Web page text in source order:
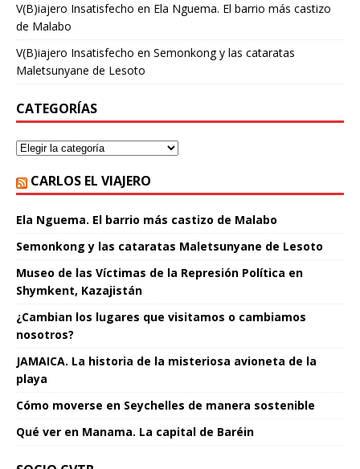
V(B)iajero Insatisfecho en Ela Nguema. El barrio más castizo
de Malabo
V(B)iajero Insatisfecho en Semonkong y las cataratas
Maletsunyane de Lesoto
CATEGORÍAS
CARLOS EL VIAJERO
Ela Nguema. El barrio más castizo de Malabo
Semonkong y las cataratas Maletsunyane de Lesoto
Museo de las Víctimas de la Represión Política en
Shymkent, Kazajistán
¿Cambian los lugares que visitamos o cambiamos
nosotros?
JAMAICA. La historia de la misteriosa avioneta de la
playa
Cómo moverse en Seychelles de manera sostenible
Qué ver en Manama. La capital de Baréin